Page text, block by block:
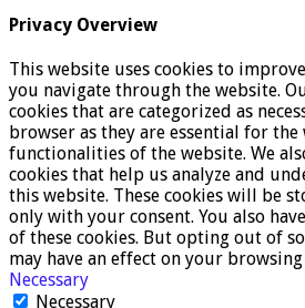
Privacy Overview
This website uses cookies to
you navigate through the website.
cookies that are categorized as
browser as they are essential for
functionalities of the website. We
cookies that help us analyze and
this website. These cookies will be
only with your consent. You also
of these cookies. But opting out of
may have an effect on your browsing
Necessary
Necessary